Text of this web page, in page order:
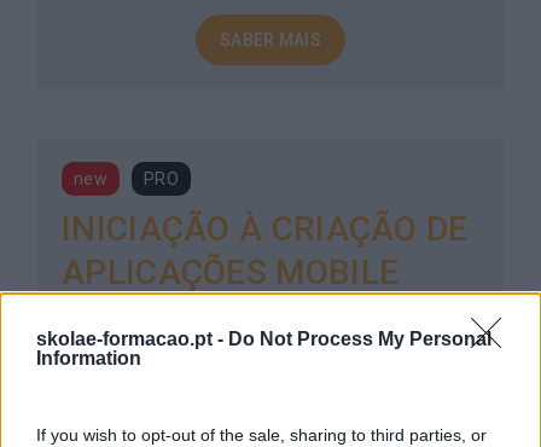
skolae-formacao.pt - Do Not Process My Personal
Information
If you wish to opt-out of the sale, sharing to third parties, or
SABER MAIS
new PRO
INICIAÇÃO À CRIAÇÃO DE
APLICAÇÕES MOBILE
1 dia
SABER MAIS